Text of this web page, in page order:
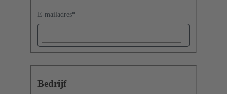
E-mailadres*
Bedrijf